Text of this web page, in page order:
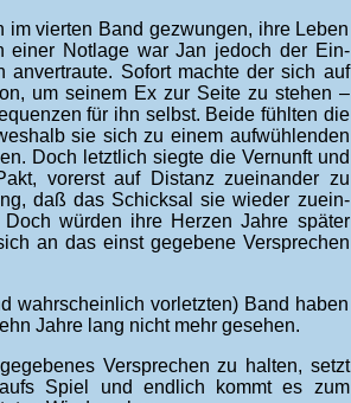
im vierten Band ge­zwungen, ihre Leben
einer Not­lage war Jan je­doch der Ein­
an­ver­traute. Sofort machte der sich auf
um seinem Ex zur Seite zu stehen –
für ihn selbst. Beide fühlten die
sie sich zu einem auf­wühlen­den
Doch letzt­lich siegte die Ver­nunft und
vor­erst auf Dis­tanz zu­ein­ander zu
daß das Schick­sal sie wieder zu­ein­
würden ihre Herzen Jahre später
an das einst ge­ge­bene Ver­sprechen
wahrscheinlich vorletzten) Band haben
Jahre lang nicht mehr gesehen.
Versprechen zu halten, setzt
Spiel und endlich kommt es zum